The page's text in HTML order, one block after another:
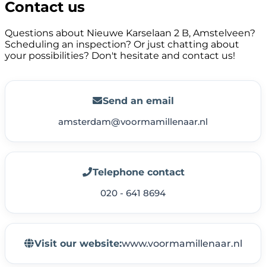
Contact us
Questions about Nieuwe Karselaan 2 B, Amstelveen?
Scheduling an inspection? Or just chatting about
your possibilities? Don't hesitate and contact us!
Send an email
amsterdam@voormamillenaar.nl
Telephone contact
020 - 641 8694
Visit our website:www.voormamillenaar.nl